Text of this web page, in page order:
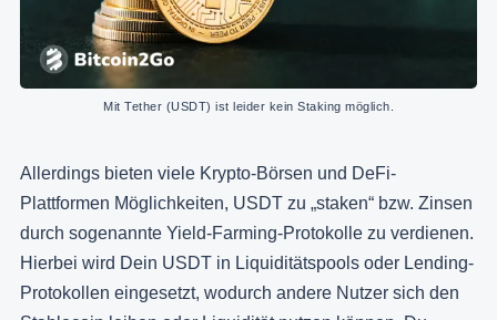
Mit Tether (USDT) ist leider kein Staking möglich.
Allerdings bieten viele Krypto-Börsen und DeFi-
Plattformen Möglichkeiten, USDT zu „staken“ bzw. Zinsen
durch sogenannte Yield-Farming-Protokolle zu verdienen.
Hierbei wird Dein USDT in Liquiditätspools oder Lending-
Protokollen eingesetzt, wodurch andere Nutzer sich den